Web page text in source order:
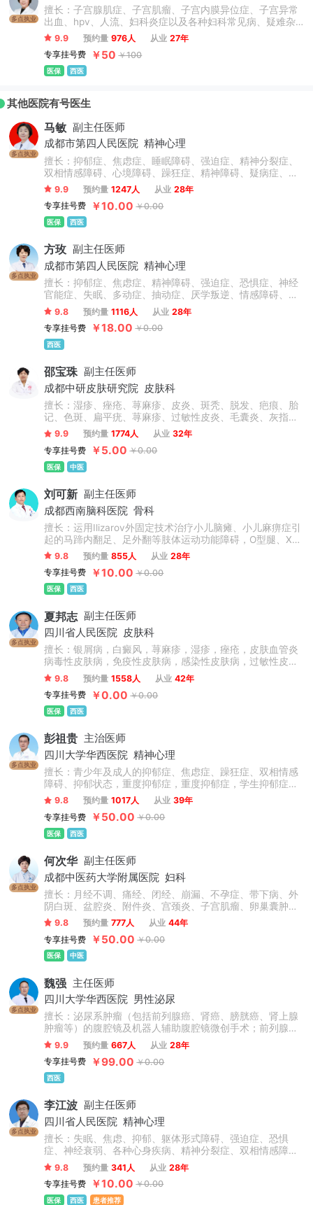
多点执业
擅长：子宫腺肌症、子宫肌瘤、子宫内膜异位症、子宫异常
出血、hpv、人流、妇科炎症以及各种妇科常见病、疑难杂
症处理。不孕不育、私密整形、阴道紧缩、阴道松弛、阴唇
肥大、内分泌失调、月经不调、痛经、早孕反应、妇科炎
症、白带异常、阴道炎、宫颈炎、外阴白斑、外阴瘙痒、尿
道感染、不孕症、多囊卵巢综合征、输卵管堵塞、尿失禁、
9.9 预约量 976人 从业 27年
专享挂号费
￥50 ￥100
医保 西医
其他医院有号医生
多点执业
马敏 副主任医师
成都市第四人民医院 精神心理
擅长：抑郁症、焦虑症、睡眠障碍、强迫症、精神分裂症、
双相情感障碍、心境障碍、躁狂症、精神障碍、疑病症、人
格障碍、妄想症、应激障碍、神经官能症等，尤其擅长儿童
青少年心理障碍、精神障碍及情绪障碍的心理治疗、物理治
疗、药物治疗等。
9.9 预约量 1247人 从业 28年
专享挂号费
￥10.00 ￥0.00
医保 西医
多点执业
方玫 副主任医师
成都市第四人民医院 精神心理
擅长：抑郁症、焦虑症、精神障碍、强迫症、恐惧症、神经
官能症、失眠、多动症、抽动症、厌学叛逆、情感障碍、幻
听、疑病症、躯体症状障碍、头晕头痛、植物神经紊乱、成
瘾心理、厌食症等多种状况。在治疗方面，尤其擅长结合药
物治疗与个性化物理综合疗法，效果显著。同时，针对厌
学、叛逆、学习困难、注意缺陷多动障碍、情感障碍及情绪
务。
9.8 预约量 1116人 从业 28年
专享挂号费
￥18.00 ￥0.00
西医
邵宝珠 副主任医师
成都中研皮肤研究院
皮肤科
擅长：湿疹、痤疮、荨麻疹、皮炎、斑秃、脱发、疤痕、胎
记、色斑、扁平疣、荨麻疹、过敏性皮炎、毛囊炎、灰指
甲、带状疱疹后遗症、趾疣、酒糟鼻、白癜风、银屑病、鱼
鳞病、皮肤瘙痒症、毛周角化、玫瑰糠疹.淀粉样变等。
9.9 预约量 1774人 从业 32年
专享挂号费
￥5.00 ￥0.00
医保 中医
刘可新 副主任医师
成都西南脑科医院 骨科
擅长：运用Ilizarov外固定技术治疗小儿脑瘫、小儿麻痹症引
起的马蹄内翻足、足外翻等肢体运动功能障碍，O型腿、X型
腿、肢体不等长、骨不连接、髋关节脱位以及各类脑血管疾
病引起肢体偏瘫等肢体矫形手术。
9.8 预约量 855人 从业 28年
专享挂号费
￥10.00 ￥0.00
医保 西医
多点执业
夏邦志 副主任医师
四川省人民医院 皮肤科
擅长：银屑病，白癜风，荨麻疹，湿疹，痤疮，皮肤血管炎
病毒性皮肤病，免疫性皮肤病，感染性皮肤病，过敏性皮肤
病，皮肤美容等疾病的诊疗。
9.8 预约量 1558人 从业 42年
专享挂号费
￥0.00 ￥0.00
医保 西医
多点执业
彭祖贵 主治医师
四川大学华西医院 精神心理
擅长：青少年及成人的抑郁症、焦虑症、躁狂症、双相情感
障碍、抑郁状态，重度抑郁症，重度抑郁症，学生抑郁症，
青少年抑郁症，抑郁复发，心理障碍，儿童心理问题，青少
年心理问题，孩子厌学，考试焦虑，叛逆精神分裂症等精神
心理疾病的治疗。尤其擅长对精神分裂症急性期控制、维持
期治疗、康复指导预防复发及青少年心理障碍、创伤性应激
9.8 预约量 1017人 从业 39年
专享挂号费
￥50.00 ￥0.00
医保 西医
多点执业
何次华 副主任医师
成都中医药大学附属医院 妇科
擅长：月经不调、痛经、闭经、崩漏、不孕症、带下病、外
阴白斑、盆腔炎、附件炎、宫颈炎、子宫肌瘤、卵巢囊肿、
抑郁症、更年期综合征、内分泌失调、乳腺增生、面部色
斑、面部痤疮等多种妇科常见病、多发病及疑难杂症，且疗
效颇佳。
9.8 预约量 777人 从业 44年
专享挂号费
￥50.00 ￥0.00
医保 中医
多点执业
魏强 主任医师
四川大学华西医院 男性泌尿
擅长：泌尿系肿瘤（包括前列腺癌、肾癌、膀胱癌、肾上腺
肿瘤等）的腹腔镜及机器人辅助腹腔镜微创手术；前列腺增
生、膀胱肿瘤等的经尿道手术等。
9.9 预约量 667人 从业 28年
专享挂号费
￥99.00 ￥0.00
西医
多点执业
李江波 副主任医师
四川省人民医院 精神心理
擅长：失眠、焦虑、抑郁、躯体形式障碍、强迫症、恐惧
症、神经衰弱、各种心身疾病、精神分裂症、双相情感障碍
等精神心理疾病。擅长运用森田心理疗法治疗各种疑难心理
疾病。
9.8 预约量 341人 从业 28年
专享挂号费
￥10.00 ￥0.00
医保 西医 患者推荐